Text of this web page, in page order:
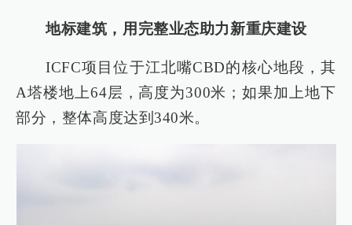
地标建筑，用完整业态助力新重庆建设
ICFC项目位于江北嘴CBD的核心地段，其
A塔楼地上64层，高度为300米；如果加上地下
部分，整体高度达到340米。